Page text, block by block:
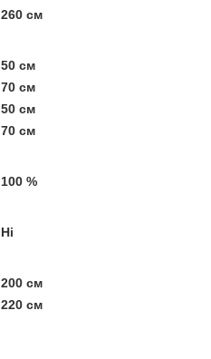
260 см
50 см
70 см
50 см
70 см
100 %
Ні
200 см
220 см